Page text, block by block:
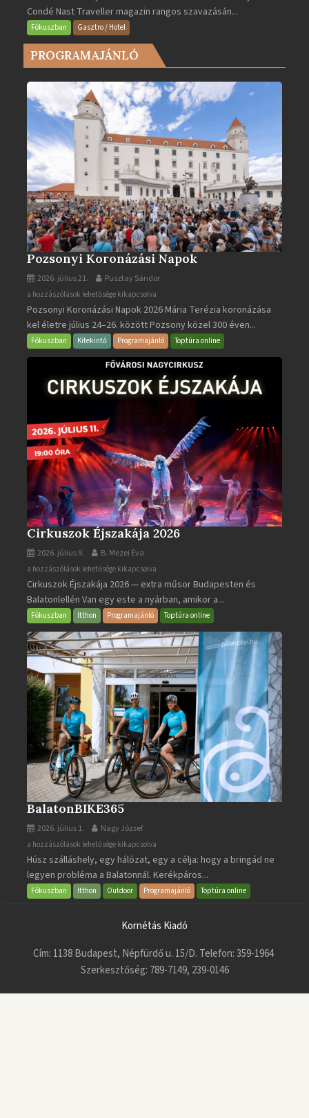
Európa
legjobb
2025-
bejegyzéshez
Condé Nast Traveller magazin rangos szavazásán...
Fókuszban Gasztro / Hotel
PROGRAMAJÁNLÓ
Pozsonyi Koronázási Napok
2026. július 21. Pusztay Sándor
Pozsonyi
Koronázási
Napok
bejegyzéshez
a hozzászólások lehetősége kikapcsolva
Pozsonyi Koronázási Napok 2026 Mária Terézia koronázása
kel életre július 24–26. között Pozsony közel 300 éven...
Fókuszban Kitekintő Programajánló Toptúra online
Cirkuszok Éjszakája 2026
2026. július 9. B. Mezei Éva
Cirkuszok
Éjszakája
2026
bejegyzéshez
a hozzászólások lehetősége kikapcsolva
Cirkuszok Éjszakája 2026 — extra műsor Budapesten és
Balatonlellén Van egy este a nyárban, amikor a...
Fókuszban Itthon Programajánló Toptúra online
BalatonBIKE365
2026. július 1. Nagy József
BalatonBIKE365
bejegyzéshez
a hozzászólások lehetősége kikapcsolva
Húsz szálláshely, egy hálózat, egy a célja: hogy a bringád ne
legyen probléma a Balatonnál. Kerékpáros...
Fókuszban Itthon Outdoor Programajánló Toptúra online
Kornétás Kiadó
Cím: 1138 Budapest, Népfürdő u. 15/D. Telefon: 359-1964
Szerkesztőség: 789-7149, 239-0146